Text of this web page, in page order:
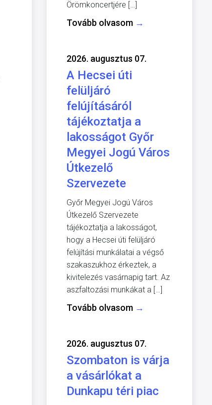
Örömkoncertjére […]
Tovább olvasom →
2026. augusztus 07.
A Hecsei úti
felüljáró
felújításáról
tájékoztatja a
lakosságot Győr
Megyei Jogú Város
Útkezelő
Szervezete
Győr Megyei Jogú Város
Útkezelő Szervezete
tájékoztatja a lakosságot,
hogy a Hecsei úti felüljáró
felújítási munkálatai a végső
szakaszukhoz érkeztek, a
kivitelezés vasárnapig tart. Az
aszfaltozási munkákat a […]
Tovább olvasom →
2026. augusztus 07.
Szombaton is várja
a vásárlókat a
Dunkapu téri piac